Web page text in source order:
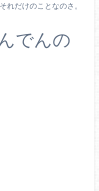
れだけのことなのさ。
でんの